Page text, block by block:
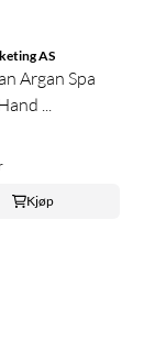
AS
Argan Spa
...
Kjøp